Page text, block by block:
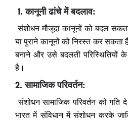
1. कानूनी ढांचे में बदलाव:
संशोधन मौजूदा कानूनों को बदल
या पुराने कानूनों को निरस्त कर
बनाने और उसे बदलती परिस्थितियों
है।
2. सामाजिक परिवर्तन:
संशोधन सामाजिक परिवर्तन को
भारत में संविधान में संशोधन करके